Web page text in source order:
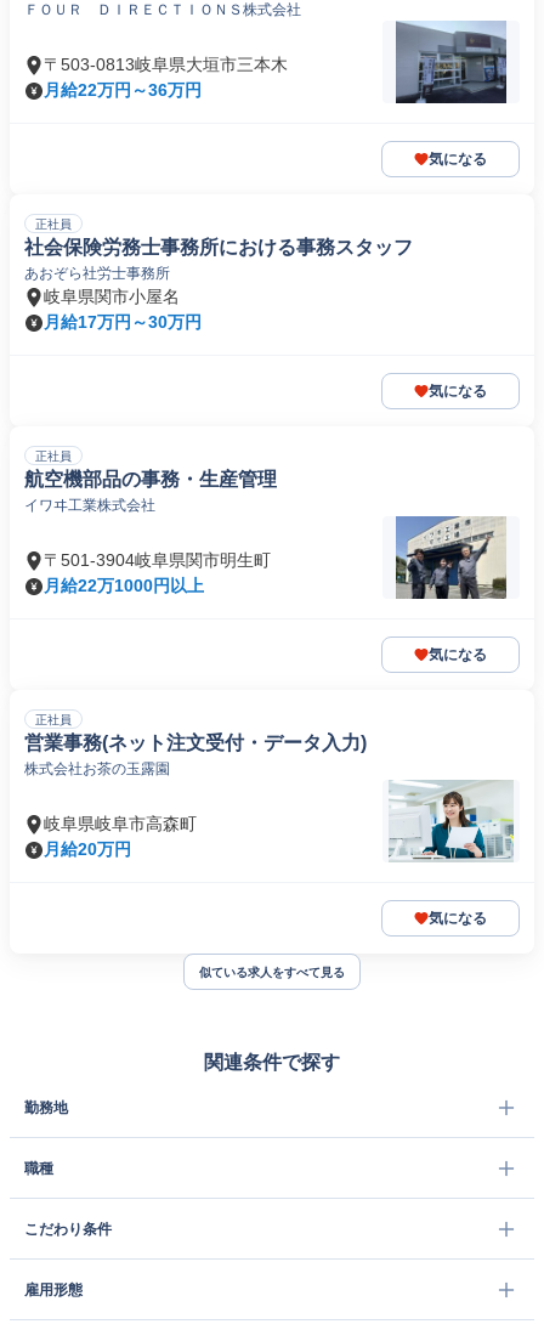
ＦＯＵＲ ＤＩＲＥＣＴＩＯＮＳ株式会社
〒503-0813岐阜県大垣市三本木
月給22万円～36万円
気になる
正社員
社会保険労務士事務所における事務スタッフ
あおぞら社労士事務所
岐阜県関市小屋名
月給17万円～30万円
気になる
正社員
航空機部品の事務・生産管理
イワヰ工業株式会社
〒501-3904岐阜県関市明生町
月給22万1000円以上
気になる
正社員
営業事務(ネット注文受付・データ入力)
株式会社お茶の玉露園
岐阜県岐阜市高森町
月給20万円
気になる
似ている求人をすべて見る
関連条件で探す
勤務地
職種
こだわり条件
雇用形態